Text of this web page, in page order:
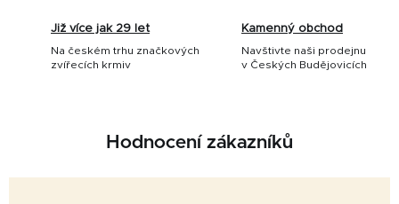
Již více jak 29 let
Na českém trhu značkových
zvířecích krmiv
Kamenný obchod
Navštivte naši prodejnu
v Českých Budějovicích
Hodnocení zákazníků